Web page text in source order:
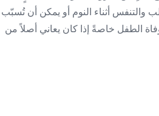
والتنفس أثناء النوم أو يمكن أن تُسبّب
الطفل خاصةً إذا كان يعاني أصلاً من